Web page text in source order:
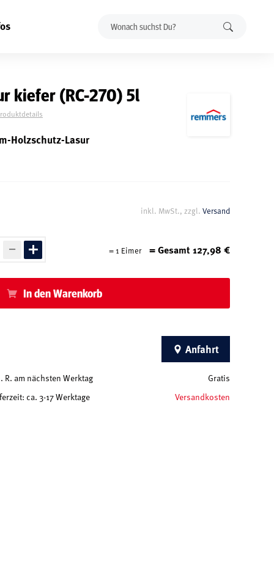
kiefer (RC-270) 5l
Holzschutz-Lasur
inkl. MwSt., zzgl. Versand
=1 Eimer = Gesamt127,98 €
In den Warenkorb
Anfahrt
R. am nächsten Werktag
Gratis
ca. 3-17 Werktage
Versandkosten